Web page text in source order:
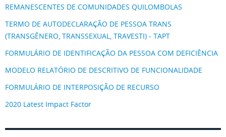
REMANESCENTES DE COMUNIDADES QUILOMBOLAS
TERMO DE AUTODECLARAÇÃO DE PESSOA TRANS
(TRANSGÊNERO, TRANSSEXUAL, TRAVESTI) - TAPT
FORMULÁRIO DE IDENTIFICAÇÃO DA PESSOA COM DEFICIÊNCIA
MODELO RELATÓRIO DE DESCRITIVO DE FUNCIONALIDADE
FORMULÁRIO DE INTERPOSIÇÃO DE RECURSO
2020 Latest Impact Factor